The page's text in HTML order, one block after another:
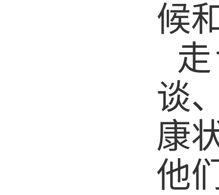
候
谈
康
他